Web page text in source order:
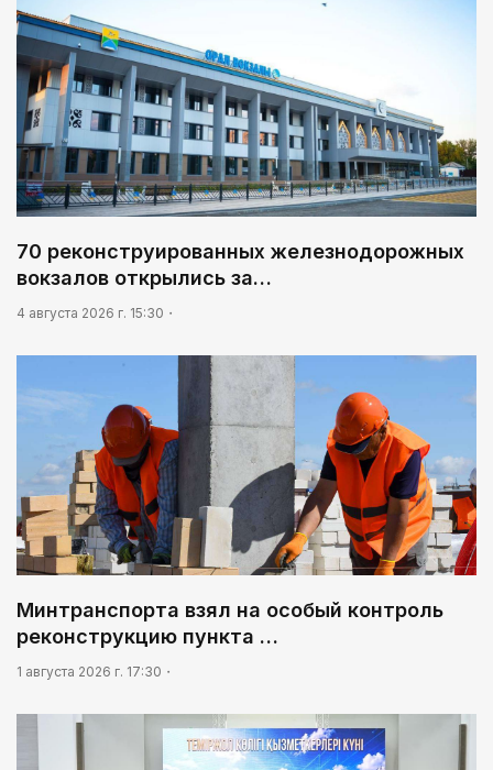
70 реконструированных железнодорожных
вокзалов открылись за…
4 августа 2026 г. 15:30
Минтранспорта взял на особый контроль
реконструкцию пункта …
1 августа 2026 г. 17:30